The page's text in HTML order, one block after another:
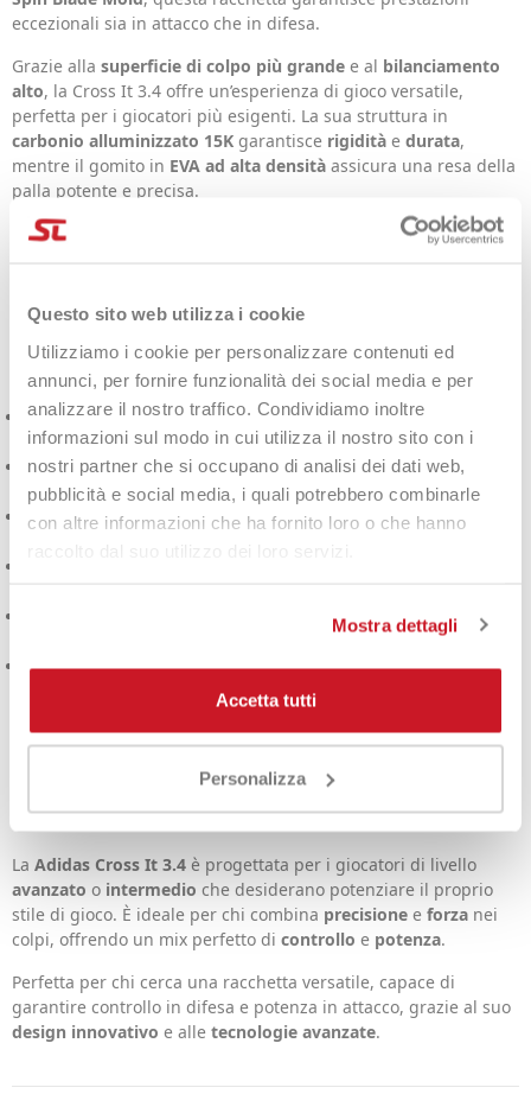
Questo sito web utilizza i cookie
Utilizziamo i cookie per personalizzare contenuti ed
annunci, per fornire funzionalità dei social media e per
analizzare il nostro traffico. Condividiamo inoltre
informazioni sul modo in cui utilizza il nostro sito con i
nostri partner che si occupano di analisi dei dati web,
pubblicità e social media, i quali potrebbero combinarle
con altre informazioni che ha fornito loro o che hanno
Mostra dettagli
Accetta tutti
Personalizza
eccezionali sia in attacco che in difesa.
Grazie alla superficie di colpo più grande e al bilanciamento
alto, la Cross It 3.4 offre un’esperienza di gioco versatile,
perfetta per i giocatori più esigenti. La sua struttura in
carbonio alluminizzato 15K garantisce rigidità e durata,
mentre il gomito in EVA ad alta densità assicura una resa della
palla potente e precisa.
Caratteristiche e
tecnologie della Adidas
Cross It 3.4 2025
Dynamic Air Flow: Riduce la resistenza all’aria per migliorare
la manovrabilità.
Spin Blade Mold: Rilievo 3D per un maggiore controllo e
effetti nei colpi.
11 Thirteen Holes: Disposizione unica dei fori per rigidità,
: Fornisce potenza e comfort nei
Parte dellacollezione Adidas 2025, focalizzata su prestazioni
Per chi è l'Adidas Cross
It 3.4 2025?
La Adidas Cross It 3.4 è progettata per i giocatori di livello
avanzato o intermedio che desiderano potenziare il proprio
stile di gioco. È ideale per chi combina precisione e forza nei
colpi, offrendo un mix perfetto di controllo e potenza.
Perfetta per chi cerca una racchetta versatile, capace di
garantire controllo in difesa e potenza in attacco, grazie al suo
design innovativo e alle tecnologie avanzate.